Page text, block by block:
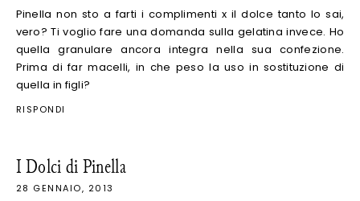
Pinella non sto a farti i complimenti x il dolce tanto lo sai,
vero? Ti voglio fare una domanda sulla gelatina invece. Ho
quella granulare ancora integra nella sua confezione.
Prima di far macelli, in che peso la uso in sostituzione di
quella in figli?
RISPONDI
I Dolci di Pinella
28 GENNAIO, 2013